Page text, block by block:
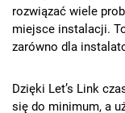
rozwiązać wiele
miejsce instalacji.
zarówno dla
Dzięki Let’s Link
się do minimum, a